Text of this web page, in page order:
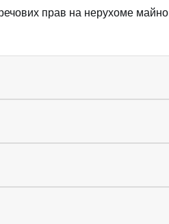
прав на нерухоме майно